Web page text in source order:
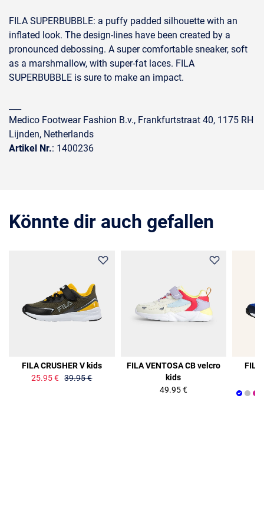
FILA SUPERBUBBLE: a puffy padded silhouette with an
inflated look. The design-lines have been created by a
pronounced debossing. A super comfortable sneaker, soft
as a marshmallow, with super-fat laces. FILA
SUPERBUBBLE is sure to make an impact.
Medico Footwear Fashion B.v., Frankfurtstraat 40, 1175 RH
Lijnden, Netherlands
Artikel Nr.: 1400236
Könnte dir auch gefallen
FILA CRUSHER V kids
25.95 € 39.95 €
FILA VENTOSA CB velcro
kids
49.95 €
FILA